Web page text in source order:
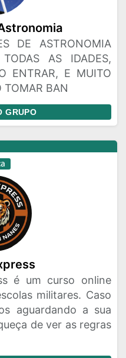
DE ASTRONOMIA
AS IDADES,
ENTRAR, E MUITO
TOMAR BAN
GRUPO
é um curso online
militares. Caso
aguardando a sua
de ver as regras